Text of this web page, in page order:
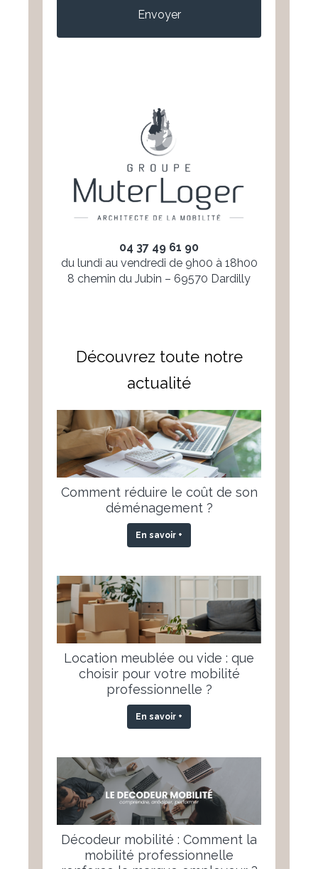
04 37 49 61 90
du lundi au vendredi de 9h00 à 18h00
8 chemin du Jubin – 69570 Dardilly
Découvrez toute notre
actualité
Comment réduire le coût de son
déménagement ?
En savoir +
Location meublée ou vide : que
choisir pour votre mobilité
professionnelle ?
En savoir +
Décodeur mobilité : Comment la
mobilité professionnelle